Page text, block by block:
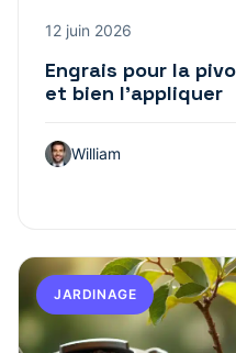
12 juin 2026
Engrais pour la
et bien l’appliquer
William
JARDINAGE